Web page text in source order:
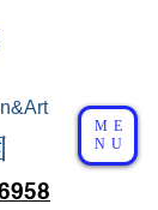
ME
NU